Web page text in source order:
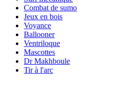
Combat de sumo
Jeux en bois
Voyance
Ballooner
Ventriloque
Mascottes
Dr Makhboule
Tir à l'arc